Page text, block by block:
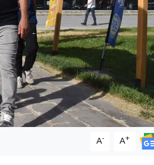
A- A+